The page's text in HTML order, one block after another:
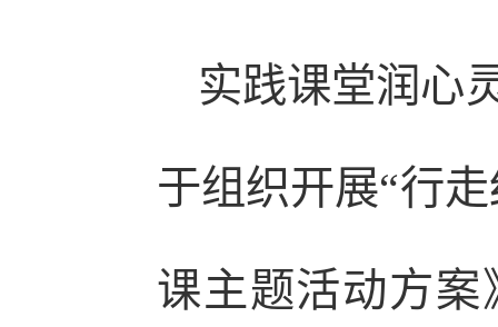
实践课堂润心
于组织开展“行
课主题活动方